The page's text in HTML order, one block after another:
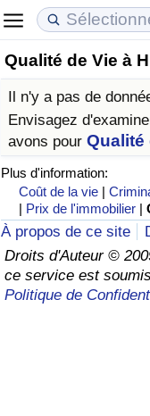
Qualité de Vie à
Il n'y a pas de
Envisagez
avons pour Qualité
Plus d'information:
Coût de la vie |
| Prix de l'immobilier |
À propos de ce site
Droits d'Auteur ©
ce service est
Politique de
Coût de la vie
Indice du Coût de
Indice du Coût de
Indice du coût de
à Akaba
Prix de l'immobilier
Indice des Prix de
Indice des Prix de
Indice des Prix de
Qualité de Vie
Indice de Qualité
Indice de Qualité
Indice de qualité
Criminalité
Indice de